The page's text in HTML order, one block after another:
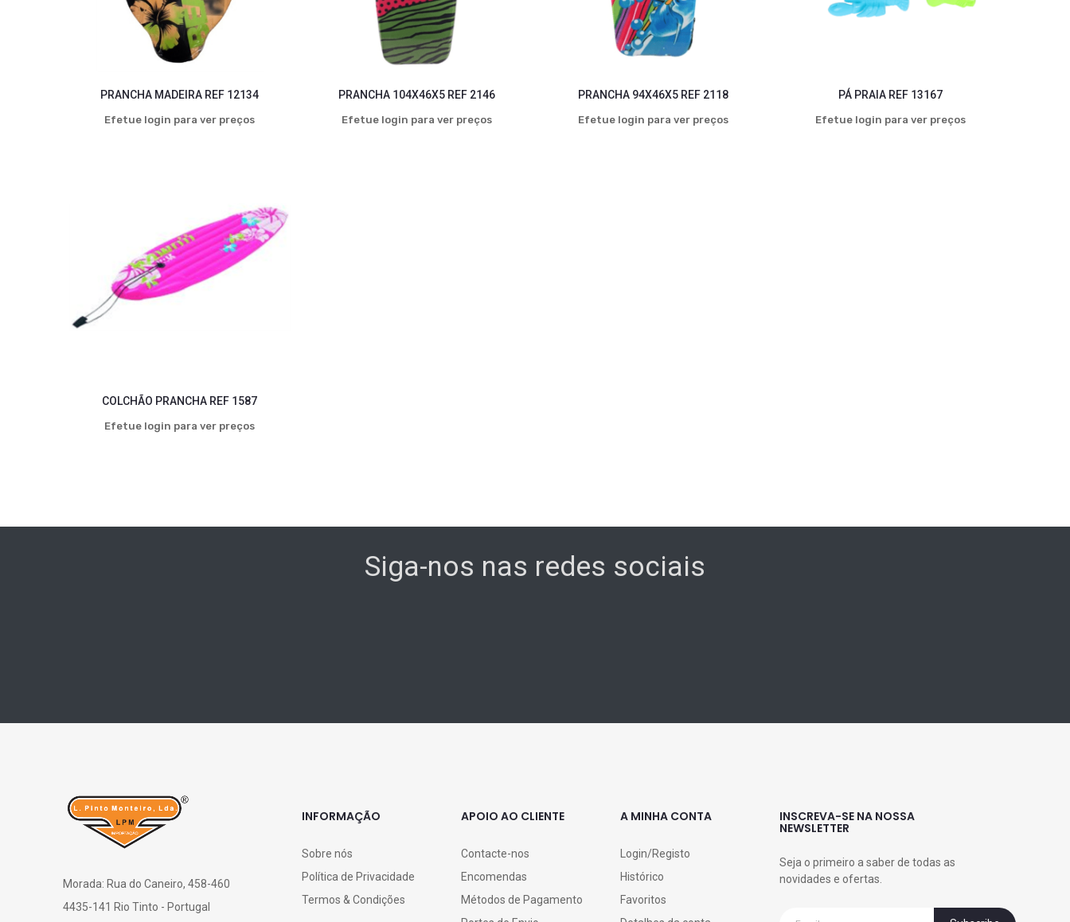
PRANCHA MADEIRA REF 12134
Efetue login para ver preços
PRANCHA 104X46X5 REF 2146
Efetue login para ver preços
PRANCHA 94X46X5 REF 2118
Efetue login para ver preços
PÁ PRAIA REF 13167
Efetue login para ver preços
COLCHÃO PRANCHA REF 1587
Efetue login para ver preços
Siga-nos nas redes sociais
Morada: Rua do Caneiro, 458-460
4435-141 Rio Tinto - Portugal
INFORMAÇÃO
Sobre nós
Política de Privacidade
Termos & Condições
APOIO AO CLIENTE
Contacte-nos
Encomendas
Métodos de Pagamento
A MINHA CONTA
Login/Registo
Histórico
Favoritos
INSCREVA-SE NA NOSSA
NEWSLETTER
Seja o primeiro a saber de todas as
novidades e ofertas.